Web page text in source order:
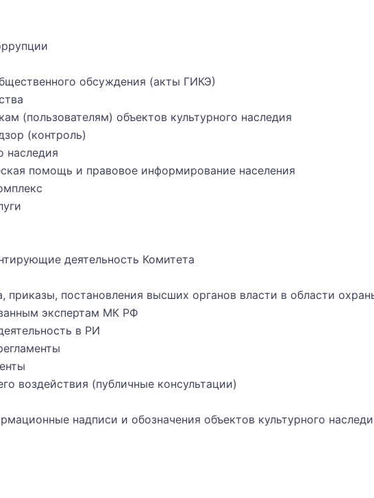
обсуждения (акты ГИКЭ)
(пользователям) объектов культурного наследия
(контроль)
наследия
помощь и правовое информирование населения
деятельность Комитета
приказы, постановления высших органов власти в области
экспертам МК РФ
в РИ
воздействия (публичные консультации)
надписи и обозначения объектов культурного